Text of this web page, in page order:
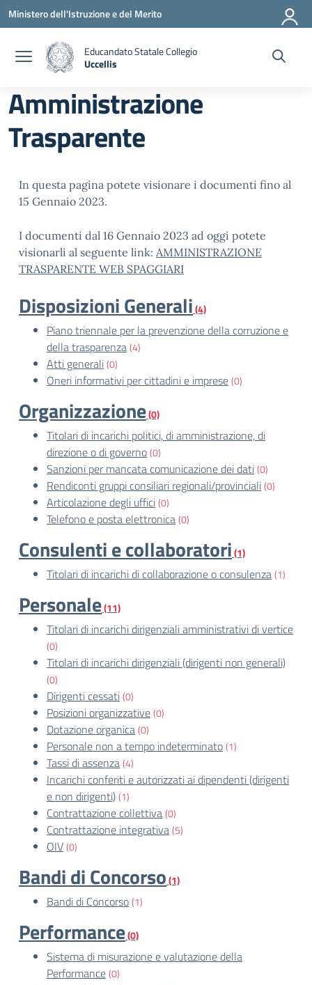
Vai ai contenuti
Vai al menu di navigazione
Vai al footer
Ministero dell'Istruzione e del Merito
Educandato Statale Collegio
Uccellis
Amministrazione
Trasparente
In questa pagina potete visionare i documenti fino al
15 Gennaio 2023.
I documenti dal 16 Gennaio 2023 ad oggi potete
visionarli al seguente link: AMMINISTRAZIONE
TRASPARENTE WEB SPAGGIARI
Disposizioni Generali(4)
Piano triennale per la prevenzione della corruzione e
della trasparenza(4)
Atti generali(0)
Oneri informativi per cittadini e imprese(0)
Organizzazione(0)
Titolari di incarichi politici, di amministrazione, di
direzione o di governo(0)
Sanzioni per mancata comunicazione dei dati(0)
Rendiconti gruppi consiliari regionali/provinciali(0)
Articolazione degli uffici(0)
Telefono e posta elettronica(0)
Consulenti e collaboratori(1)
Titolari di incarichi di collaborazione o consulenza(1)
Personale(11)
Titolari di incarichi dirigenziali amministrativi di vertice
(0)
Titolari di incarichi dirigenziali (dirigenti non generali)
(0)
Dirigenti cessati(0)
Posizioni organizzative(0)
Dotazione organica(0)
Personale non a tempo indeterminato(1)
Tassi di assenza(4)
Incarichi conferiti e autorizzati ai dipendenti (dirigenti
e non dirigenti)(1)
Contrattazione collettiva(0)
Contrattazione integrativa(5)
OIV(0)
Bandi di Concorso(1)
Bandi di Concorso(1)
Performance(0)
Sistema di misurazione e valutazione della
Performance(0)